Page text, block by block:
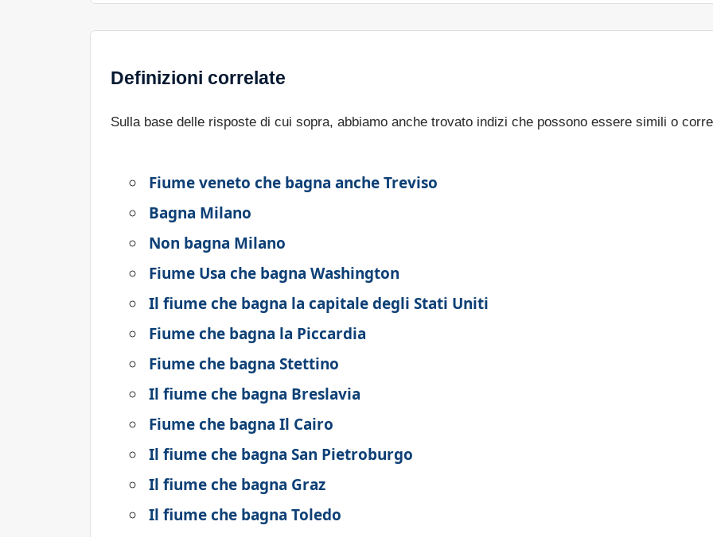
Definizioni correlate
Sulla base delle risposte di cui sopra, abbiamo anche trovato indizi che possono essere simili o
Fiume veneto che bagna anche Treviso
Bagna Milano
Non bagna Milano
Fiume Usa che bagna Washington
Il fiume che bagna la capitale degli Stati Uniti
Fiume che bagna la Piccardia
Fiume che bagna Stettino
Il fiume che bagna Breslavia
Fiume che bagna Il Cairo
Il fiume che bagna San Pietroburgo
Il fiume che bagna Graz
Il fiume che bagna Toledo